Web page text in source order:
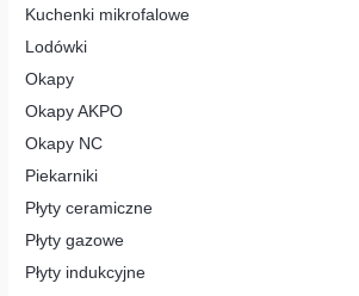
t
ó
w
Kuchenki mikrofalowe
Lodówki
Okapy
Okapy AKPO
Okapy NC
Piekarniki
Płyty ceramiczne
Płyty gazowe
Płyty indukcyjne